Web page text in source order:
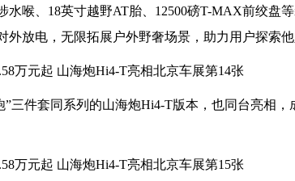
喉、18英寸越野AT胎、12500磅T-MAX前绞盘
外放电，无限拓展户外野奢场景，助力用户探索
”三件套同系列的山海炮Hi4-T版本，也同台亮相